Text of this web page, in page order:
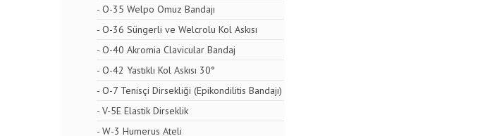
- O-35 Welpo Omuz Bandajı
- O-36 Süngerli ve Welcrolu Kol Askısı
- O-40 Akromia Clavicular Bandaj
- O-42 Yastıklı Kol Askısı 30°
- O-7 Tenisçi Dirsekliği (Epikondilitis Bandajı)
- V-5E Elastik Dirseklik
- W-3 Humerus Ateli